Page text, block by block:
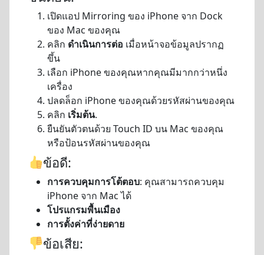
เปิดแอป Mirroring ของ iPhone จาก Dock
ของ Mac ของคุณ
คลิก ดำเนินการต่อ เมื่อหน้าจอข้อมูลปรากฏ
ขึ้น
เลือก iPhone ของคุณหากคุณมีมากกว่าหนึ่ง
เครื่อง
ปลดล็อก iPhone ของคุณด้วยรหัสผ่านของคุณ
คลิก เริ่มต้น.
ยืนยันตัวตนด้วย Touch ID บน Mac ของคุณ
หรือป้อนรหัสผ่านของคุณ
ข้อดี:
การควบคุมการโต้ตอบ: คุณสามารถควบคุม
iPhone จาก Mac ได้
โปรแกรมพื้นเมือง
การตั้งค่าที่ง่ายดาย
ข้อเสีย: